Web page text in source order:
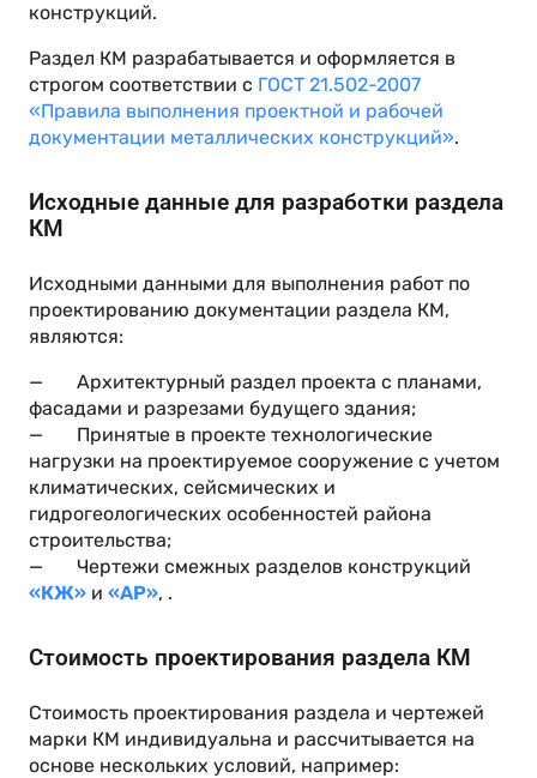
конструкций.
Раздел КМ разрабатывается и оформляется в
строгом соответствии с ГОСТ 21.502-2007
«Правила выполнения проектной и рабочей
документации металлических конструкций».
Исходные данные для разработки раздела
КМ
Исходными данными для выполнения работ по
проектированию документации раздела КМ,
являются:
— Архитектурный раздел проекта с планами,
фасадами и разрезами будущего здания;
— Принятые в проекте технологические
нагрузки на проектируемое сооружение с учетом
климатических, сейсмических и
гидрогеологических особенностей района
строительства;
— Чертежи смежных разделов конструкций
«КЖ» и «АР», .
Стоимость проектирования раздела КМ
Стоимость проектирования раздела и чертежей
марки КМ индивидуальна и рассчитывается на
основе нескольких условий, например: